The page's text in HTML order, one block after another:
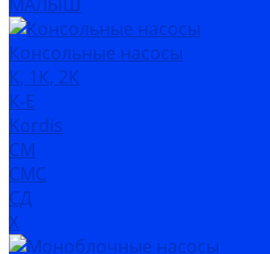
Консольные насосы
К, 1К, 2К
К-Е
Kordis
СМ
СМС
СД
Х